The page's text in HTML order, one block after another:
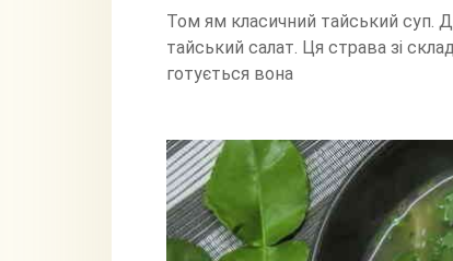
Том ям класичний тайський суп.
тайський салат. Ця страва зі
готується вона